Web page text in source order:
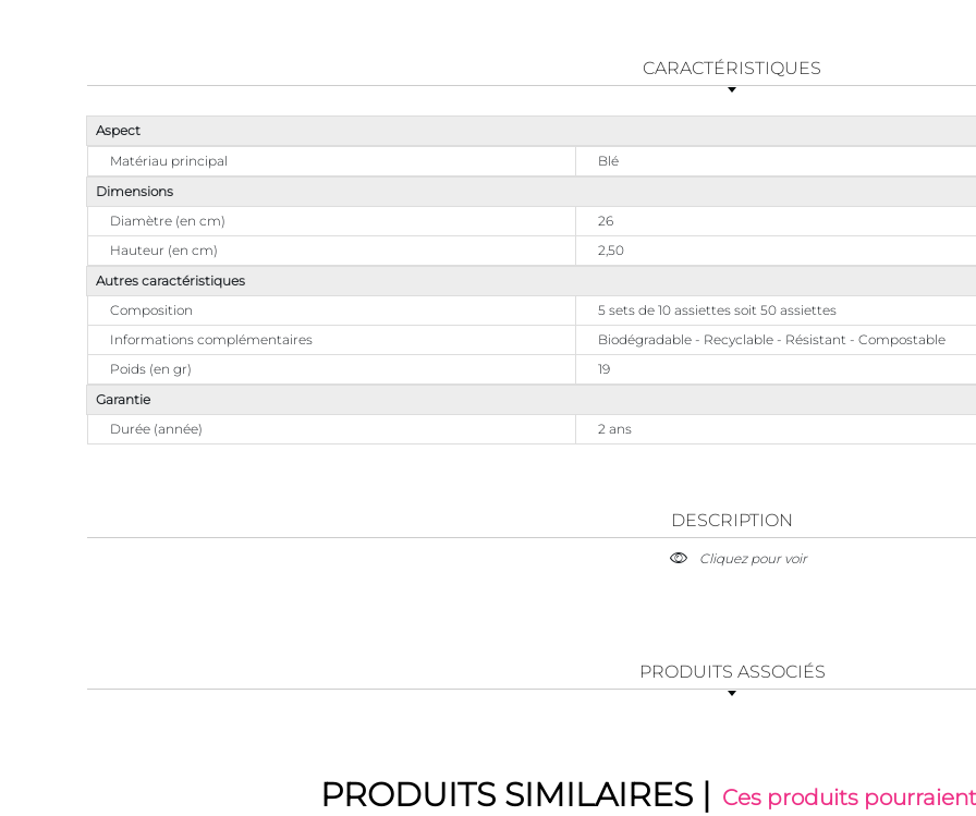
CARACTÉRISTIQUES
Aspect
Matériau principal
Blé
Dimensions
Diamètre (en cm)
26
Hauteur (en cm)
2,50
Autres caractéristiques
Composition
5 sets de 10 assiettes soit 50 assiettes
Informations complémentaires
Biodégradable - Recyclable - Résistant - Compostable
Poids (en gr)
19
Garantie
Durée (année)
2 ans
DESCRIPTION
Cliquez pour voir
PRODUITS ASSOCIÉS
PRODUITS SIMILAIRES | Ces produits